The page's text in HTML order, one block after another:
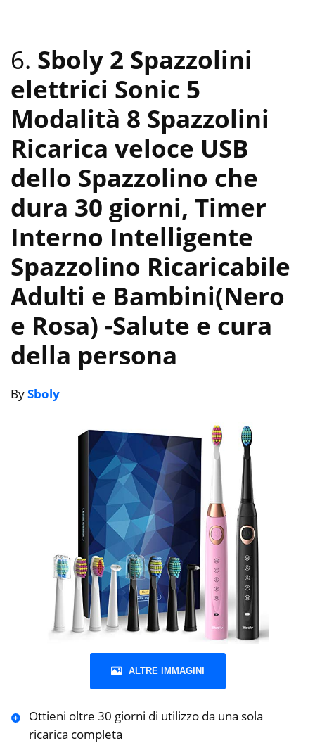
6. Sboly 2 Spazzolini
elettrici Sonic 5
Modalità 8 Spazzolini
Ricarica veloce USB
dello Spazzolino che
dura 30 giorni, Timer
Interno Intelligente
Spazzolino Ricaricabile
Adulti e Bambini(Nero
e Rosa) -Salute e cura
della persona
BySboly
ALTRE IMMAGINI
Ottieni oltre 30 giorni di utilizzo da una sola
ricarica completa